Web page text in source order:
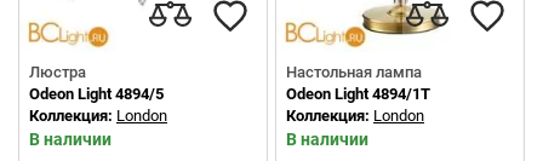
Люстра
Odeon Light 4894/5
Коллекция: London
В наличии
Настольная лампа
Odeon Light 4894/1T
Коллекция: London
В наличии